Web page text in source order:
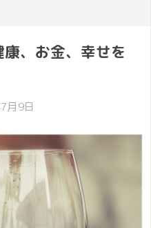
康、お金、幸せを
月9日